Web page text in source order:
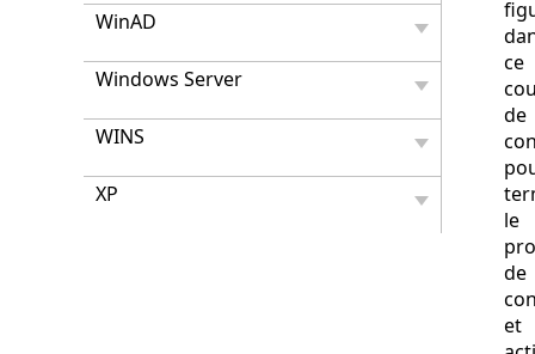
WinAD
Windows Server
WINS
XP
ce
de
le
de
et